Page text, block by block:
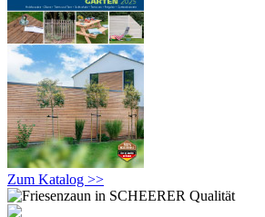
Zum Katalog >>